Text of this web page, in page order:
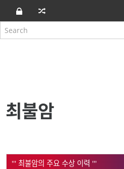
최불암
''' 최불암의 주요 수상 이력 '''